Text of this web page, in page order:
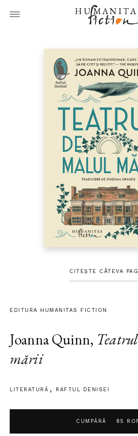
CITEȘTE CÂTEVA
EDITURA HUMANITAS FICTION
Joanna Quinn,
mării
LITERATURĂ RAFTUL DENISEI
CUMPĂRĂ 85